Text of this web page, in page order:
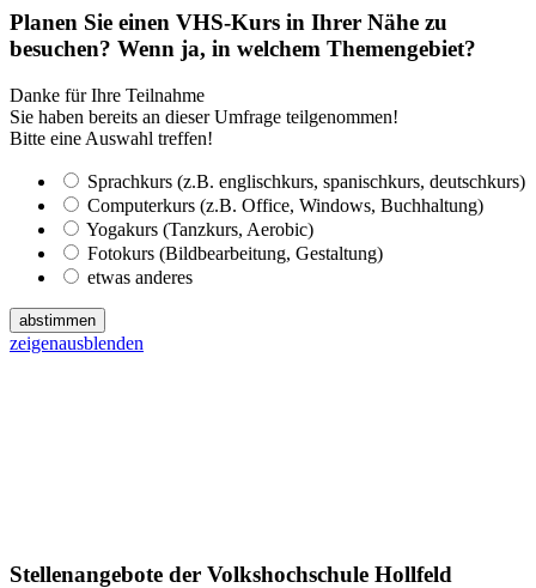
Planen Sie einen VHS-Kurs in Ihrer Nähe zu
besuchen? Wenn ja, in welchem Themengebiet?
Danke für Ihre Teilnahme
Sie haben bereits an dieser Umfrage teilgenommen!
Bitte eine Auswahl treffen!
Sprachkurs (z.B. englischkurs, spanischkurs, deutschkurs)
Computerkurs (z.B. Office, Windows, Buchhaltung)
Yogakurs (Tanzkurs, Aerobic)
Fotokurs (Bildbearbeitung, Gestaltung)
etwas anderes
abstimmen
zeigenausblenden
Stellenangebote der Volkshochschule Hollfeld